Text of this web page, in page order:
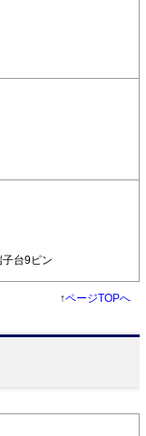
台9ピン
↑ページTOPへ